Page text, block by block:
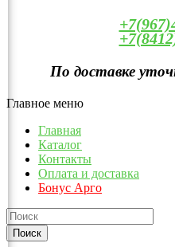
По доставке
Главное меню
Главная
Каталог
Контакты
Оплата и доставка
Бонус Арго